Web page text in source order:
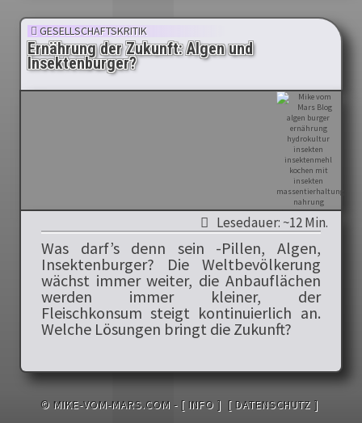
GESELLSCHAFTSKRITIK
Ernährung der Zukunft: Algen und
Insektenburger?
Lesedauer: ~12 Min.
Was darf’s denn sein -Pillen, Algen,
Insektenburger? Die Weltbevölkerung
wächst immer weiter, die Anbauflächen
werden immer kleiner, der
Fleischkonsum steigt kontinuierlich an.
Welche Lösungen bringt die Zukunft?
© MIKE-VOM-MARS.COM - [ INFO ] [ DATENSCHUTZ ]